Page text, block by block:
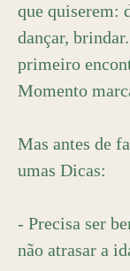
que quiserem:
dançar,
primeiro
Momento
Mas antes de
umas Dicas:
- Precisa ser
não atrasar a